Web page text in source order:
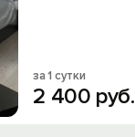
за 1 сутки
2 400 руб.